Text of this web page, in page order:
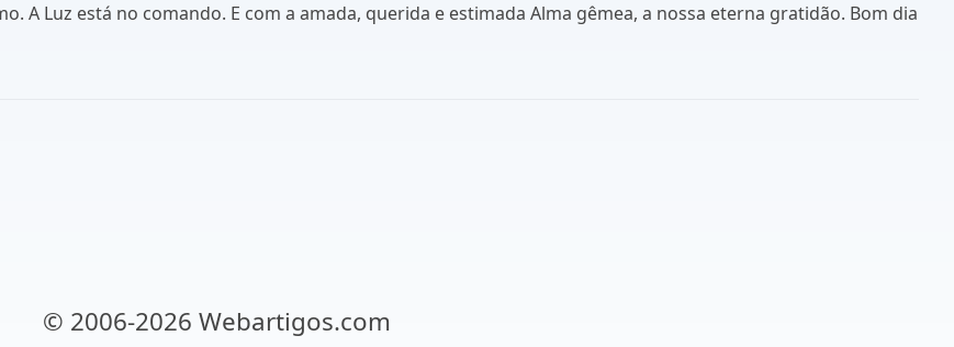
A Luz está no comando. E com a amada, querida e estimada Alma gêmea, a nossa eterna gratidão. Bom dia
© 2006-2026 Webartigos.com